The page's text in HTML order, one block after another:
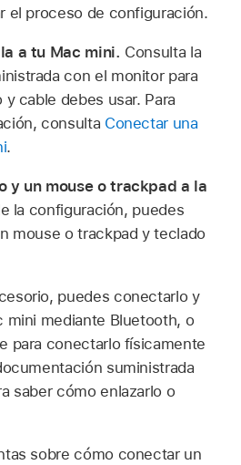
el proceso de configuración.
a tu Mac mini. Consulta la
con el monitor para
cable debes usar. Para
consulta Conectar una
.
y un mouse o trackpad a la
la configuración, puedes
mouse o trackpad y teclado
puedes conectarlo y
mini mediante Bluetooth, o
para conectarlo físicamente
suministrada
saber cómo enlazarlo o
sobre cómo conectar un